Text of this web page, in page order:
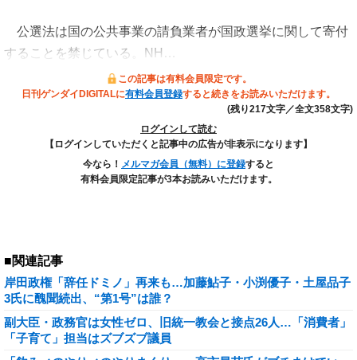
公選法は国の公共事業の請負業者が国政選挙に関して寄付
することを禁じている。NH…
この記事は有料会員限定です。
日刊ゲンダイDIGITALに有料会員登録すると続きをお読みいただけます。
(残り217文字／全文358文字)
ログインして読む
【ログインしていただくと記事中の広告が非表示になります】
今なら！ メルマガ会員（無料）に登録すると
有料会員限定記事が3本お読みいただけます。
■関連記事
岸田政権「辞任ドミノ」再来も…加藤鮎子・小渕優子・土屋品子
3氏に醜聞続出、“第1号”は誰？
副大臣・政務官は女性ゼロ、旧統一教会と接点26人…「消費者」
「子育て」担当はズブズブ議員